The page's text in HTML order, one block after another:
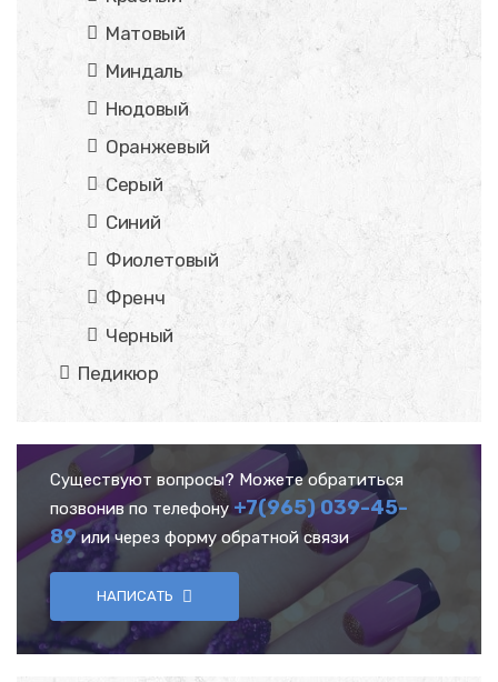
Матовый
Миндаль
Нюдовый
Оранжевый
Серый
Синий
Фиолетовый
Френч
Черный
Педикюр
Существуют вопросы? Можете обратиться
позвонив по телефону +7(965) 039-45-
89 или через форму обратной связи
НАПИСАТЬ